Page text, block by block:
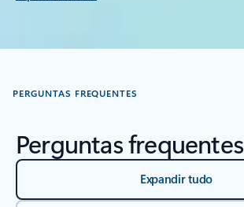
PERGUNTAS FREQUENTES
Perguntas frequentes
Expandir tudo